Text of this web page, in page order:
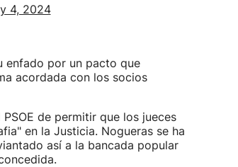
4, 2024
enfado por un pacto que
acordada con los socios
PSOE de permitir que los jueces
en la Justicia. Nogueras se ha
así a la bancada popular